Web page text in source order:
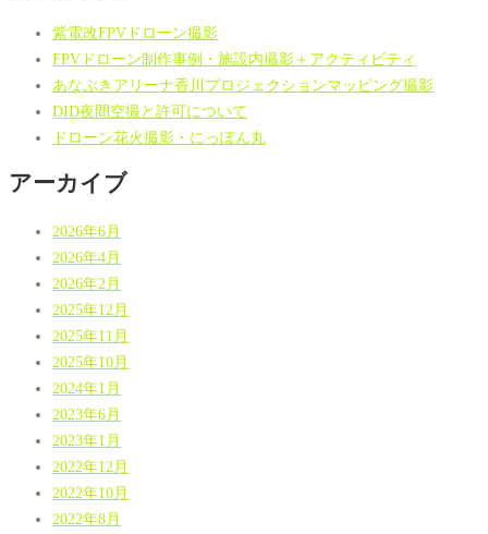
紫電改FPVドローン撮影
FPVドローン制作事例・施設内撮影＋アクティビティ
あなぶきアリーナ香川プロジェクションマッピング撮影
DID夜間空撮と許可について
ドローン花火撮影・にっぽん丸
アーカイブ
2026年6月
2026年4月
2026年2月
2025年12月
2025年11月
2025年10月
2024年1月
2023年6月
2023年1月
2022年12月
2022年10月
2022年8月